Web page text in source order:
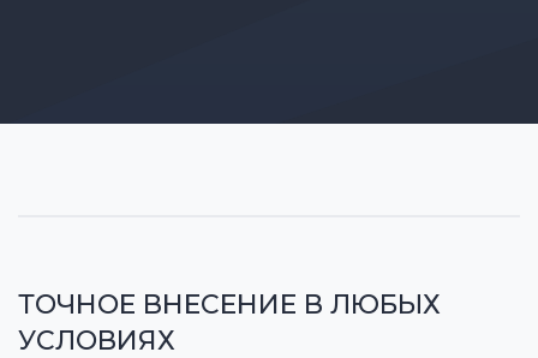
ТОЧНОЕ ВНЕСЕНИЕ В ЛЮБЫХ
УСЛОВИЯХ